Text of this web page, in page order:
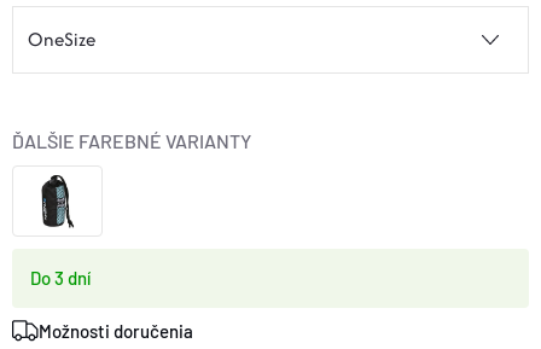
Do 3 dní
ĎALŠIE FAREBNÉ VARIANTY
Možnosti doručenia